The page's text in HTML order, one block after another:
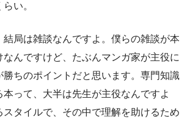
い。
局は雑談なんですよ。僕らの雑談が本
なんですけど、たぶんマンガ家が主役に
勝ちのポイントだと思います。専門知識
本って、大半は先生が主役なんですよ
スタイルで、その中で理解を助けるため